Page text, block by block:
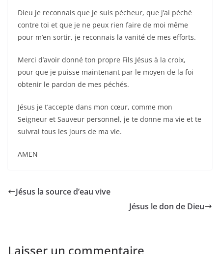
Dieu je reconnais que je suis pécheur, que j’ai péché
contre toi et que je ne peux rien faire de moi même
pour m’en sortir, je reconnais la vanité de mes efforts.
Merci d’avoir donné ton propre Fils Jésus à la croix,
pour que je puisse maintenant par le moyen de la foi
obtenir le pardon de mes péchés.
Jésus je t’accepte dans mon cœur, comme mon
Seigneur et Sauveur personnel, je te donne ma vie et te
suivrai tous les jours de ma vie.
AMEN
Jésus la source d’eau vive
Jésus le don de Dieu
Laisser un commentaire